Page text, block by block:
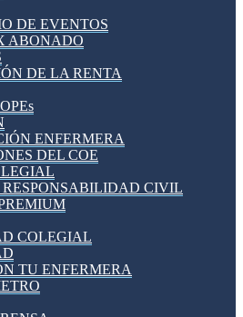
DE EVENTOS
ABONADO
DE LA RENTA
ENFERMERA
DEL COE
RESPONSABILIDAD CIVIL
COLEGIAL
TU ENFERMERA